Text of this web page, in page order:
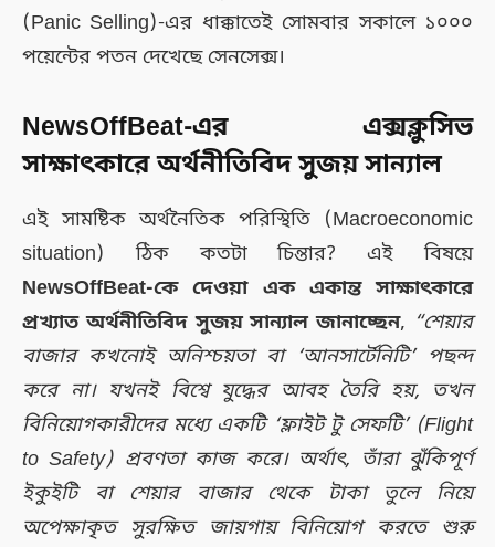
(Panic Selling)-এর ধাক্কাতেই সোমবার সকালে ১০০০
পয়েন্টের পতন দেখেছে সেনসেক্স।
NewsOffBeat-এর এক্সক্লুসিভ
সাক্ষাৎকারে অর্থনীতিবিদ সুজয় সান্যাল
এই সামষ্টিক অর্থনৈতিক পরিস্থিতি (Macroeconomic
situation) ঠিক কতটা চিন্তার? এই বিষয়ে
NewsOffBeat-কে দেওয়া এক একান্ত সাক্ষাৎকারে
প্রখ্যাত অর্থনীতিবিদ সুজয় সান্যাল জানাচ্ছেন, “শেয়ার
বাজার কখনোই অনিশ্চয়তা বা ‘আনসার্টেনিটি’ পছন্দ
করে না। যখনই বিশ্বে যুদ্ধের আবহ তৈরি হয়, তখন
বিনিয়োগকারীদের মধ্যে একটি ‘ফ্লাইট টু সেফটি’ (Flight
to Safety) প্রবণতা কাজ করে। অর্থাৎ, তাঁরা ঝুঁকিপূর্ণ
ইকুইটি বা শেয়ার বাজার থেকে টাকা তুলে নিয়ে
অপেক্ষাকৃত সুরক্ষিত জায়গায় বিনিয়োগ করতে শুরু